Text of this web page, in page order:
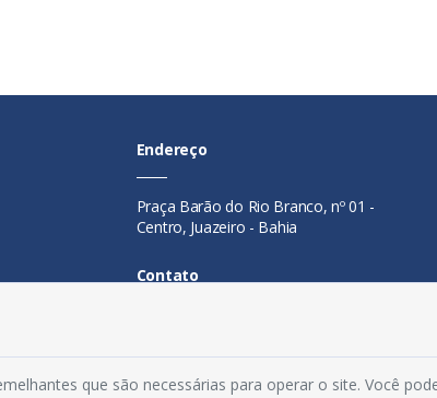
Endereço
Praça Barão do Rio Branco, nº 01 -
Centro, Juazeiro - Bahia
Contato
Email:ouvidoria@juazeiro.ba.gov.br
que são necessárias para operar o site. Você